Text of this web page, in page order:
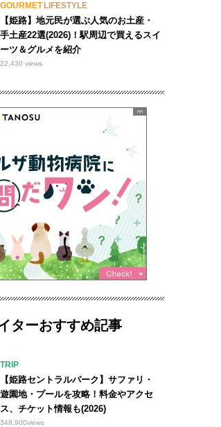
GOURMET LIFESTYLE
【姫路】地元民が選ぶ人気のお土産・
手土産22選(2026)！駅周辺で買えるスイ
ーツ＆グルメを紹介
22,430 views
ターおすすめ記事
TRIP
【姫路セントラルパーク】サファリ・
遊園地・プールを攻略！料金やアクセ
ス、チケット情報も(2026)
348,900views